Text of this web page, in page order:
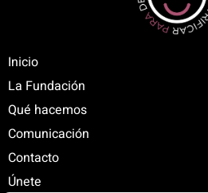
Inicio
La Fundación
Qué hacemos
Comunicación
Contacto
Únete